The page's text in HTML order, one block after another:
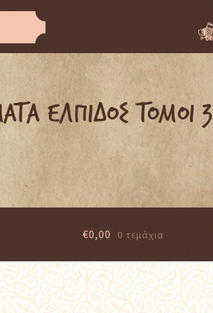
ΕΛΠΙΔΟΣ ΤΟΜΟΙ 3
€0,00 0 τεμάχια